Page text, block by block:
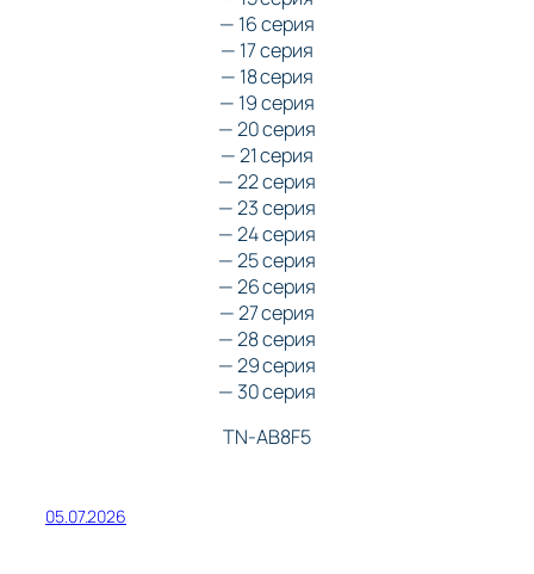
— 16 серия
— 17 серия
— 18 серия
— 19 серия
— 20 серия
— 21 серия
— 22 серия
— 23 серия
— 24 серия
— 25 серия
— 26 серия
— 27 серия
— 28 серия
— 29 серия
— 30 серия
TN-AB8F5
05.07.2026